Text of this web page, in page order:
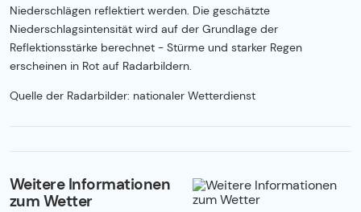
Niederschlägen reflektiert werden. Die geschätzte
Niederschlagsintensität wird auf der Grundlage der
Reflektionsstärke berechnet - Stürme und starker Regen
erscheinen in Rot auf Radarbildern.
Quelle der Radarbilder: nationaler Wetterdienst
Weitere Informationen
zum Wetter